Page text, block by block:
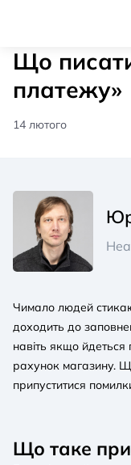
Що
платежу»
14 лютого
Чимало людей
доходить до
навіть якщо
рахунок магазину.
припуститися
Що таке